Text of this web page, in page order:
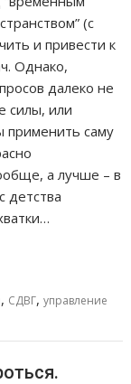
(с
и привести к
Однако,
далеко не
силы, или
применить саму
а лучше – в
детства
, СДВГ,управление